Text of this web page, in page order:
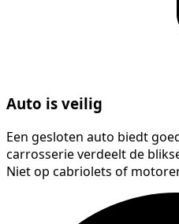
Auto is veilig
Een gesloten auto biedt
carrosserie verdeelt de
Niet op cabriolets of